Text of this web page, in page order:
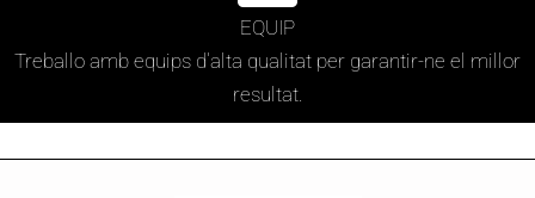
EQUIP
Treballo amb equips d'alta qualitat per garantir-ne el millor
resultat.